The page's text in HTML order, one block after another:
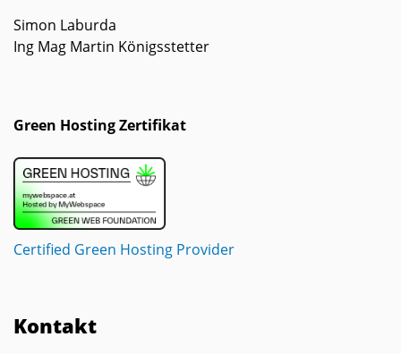
Simon Laburda
Ing Mag Martin Königsstetter
Green Hosting Zertifikat
Certified Green Hosting Provider
Kontakt